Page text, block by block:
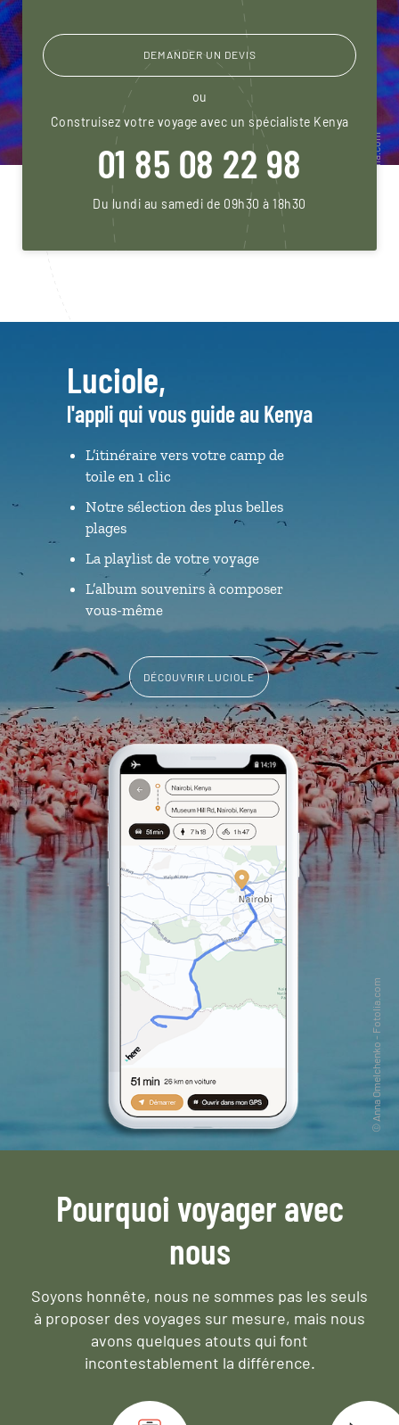
DEMANDER UN DEVIS
ou
Construisez votre voyage avec un spécialiste Kenya
01 85 08 22 98
Du lundi au samedi de 09h30 à 18h30
Luciole,
l'appli qui vous guide au Kenya
L’itinéraire vers votre camp de
toile en 1 clic
Notre sélection des plus belles
plages
La playlist de votre voyage
L’album souvenirs à composer
vous-même
DÉCOUVRIR LUCIOLE
Pourquoi voyager avec
nous
Soyons honnête, nous ne sommes pas les seuls
à proposer des voyages sur mesure, mais nous
avons quelques atouts qui font
incontestablement la différence.